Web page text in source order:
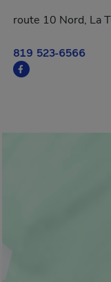
route 10 Nord, La
819 523-6566